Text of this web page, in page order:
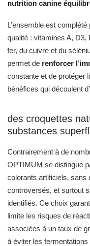
nutrition canine
L’ensemble est complété
qualité : vitamines A, D3,
fer, du cuivre et du
permet de renforcer
constante et de protéger
bénéfices qui découlent
des croquettes
substances
Contrairement à de
OPTIMUM se distingue
colorants artificiels, sans
controversés, et surtout
identifiés. Ce choix
limite les risques de
associées à un taux de
à éviter les